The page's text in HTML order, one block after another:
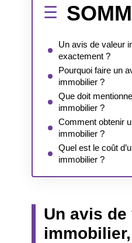
Un avis de valeur
exactement ?
Pourquoi faire un
immobilier ?
Que doit
immobilier ?
Comment obtenir
immobilier ?
Quel est le coût
immobilier ?
Un avis de